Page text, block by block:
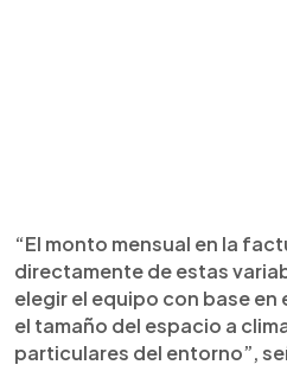
“El monto mensual en la
directamente de estas
elegir el equipo con base en
el tamaño del espacio a
particulares del entorno”,